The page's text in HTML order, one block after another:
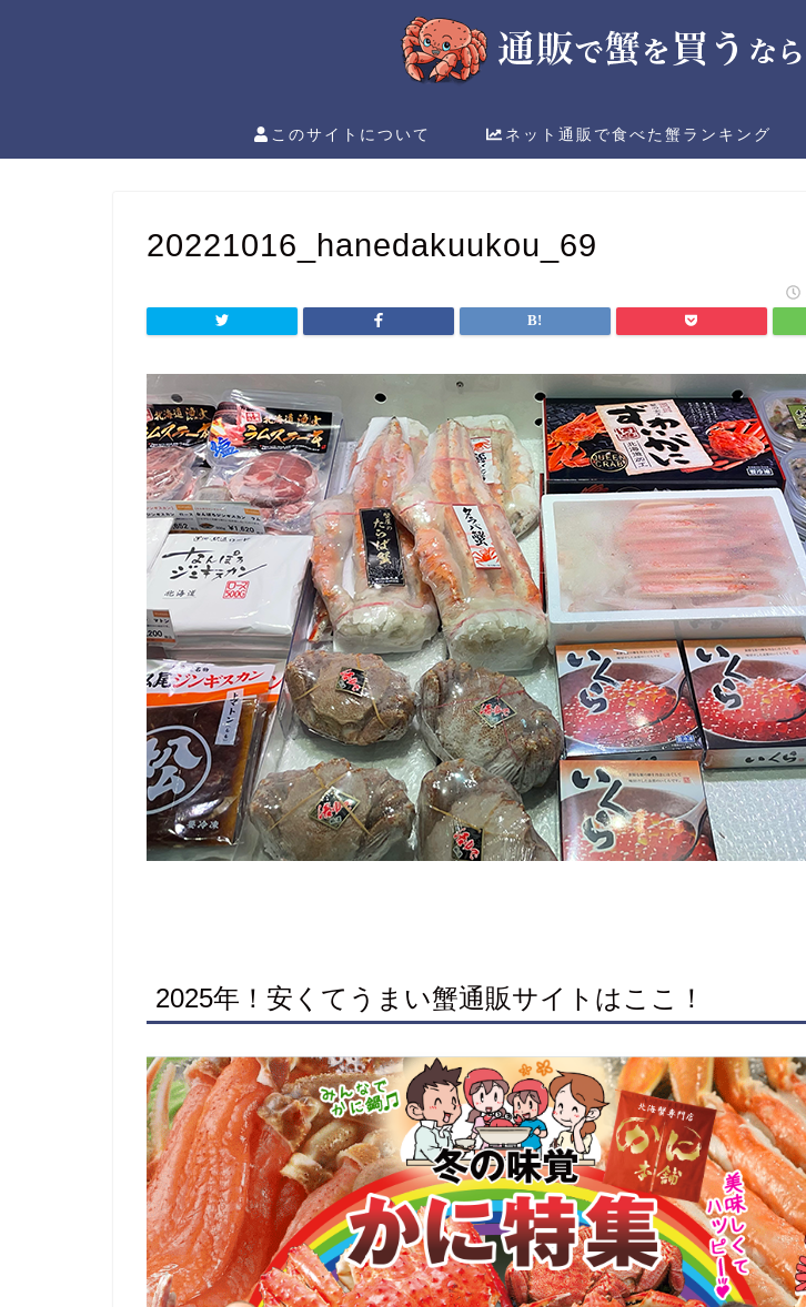
このサイトについて ネット通販で食べた蟹ランキング
20221016_hanedakuukou_69
2025年！安くてうまい蟹通販サイトはここ！